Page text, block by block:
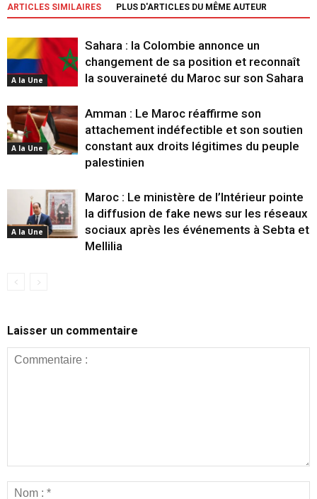
ARTICLES SIMILAIRES PLUS D'ARTICLES DU MÊME AUTEUR
A la Une
Sahara : la Colombie annonce un
changement de sa position et reconnaît
la souveraineté du Maroc sur son Sahara
A la Une
Amman : Le Maroc réaffirme son
attachement indéfectible et son soutien
constant aux droits légitimes du peuple
palestinien
A la Une
Maroc : Le ministère de l’Intérieur pointe
la diffusion de fake news sur les réseaux
sociaux après les événements à Sebta et
Mellilia
Laisser un commentaire